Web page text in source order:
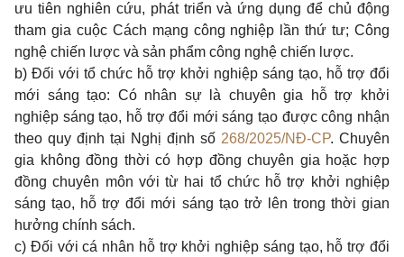
ưu tiên nghiên cứu, phát triển và ứng dụng để chủ động
tham gia cuộc Cách mạng công nghiệp lần thứ tư; Công
nghệ chiến lược và sản phẩm công nghệ chiến lược.
b) Đối với tổ chức hỗ trợ khởi nghiệp sáng tạo, hỗ trợ đổi
mới sáng tạo: Có nhân sự là chuyên gia hỗ trợ khởi
nghiệp sáng tạo, hỗ trợ đổi mới sáng tạo được công nhận
theo quy định tại Nghị định số 268/2025/NĐ-CP. Chuyên
gia không đồng thời có hợp đồng chuyên gia hoặc hợp
đồng chuyên môn với từ hai tổ chức hỗ trợ khởi nghiệp
sáng tạo, hỗ trợ đổi mới sáng tạo trở lên trong thời gian
hưởng chính sách.
c) Đối với cá nhân hỗ trợ khởi nghiệp sáng tạo, hỗ trợ đổi